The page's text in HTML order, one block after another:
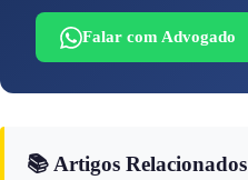
Falar com Advogado
📚 Artigos Relacionados